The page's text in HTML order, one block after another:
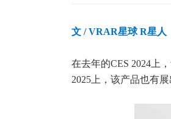
文 / VRAR星球 R星人
在去年的CES 2024上
2025上，该产品也有展